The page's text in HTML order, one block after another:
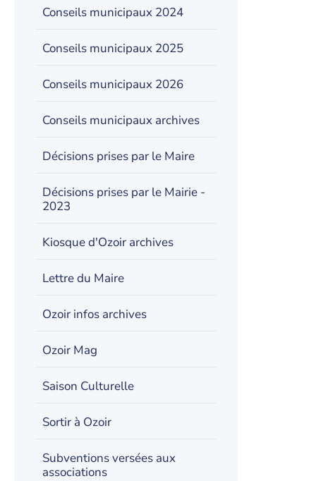
Conseils municipaux 2024
Conseils municipaux 2025
Conseils municipaux 2026
Conseils municipaux archives
Décisions prises par le Maire
Décisions prises par le Mairie -
2023
Kiosque d'Ozoir archives
Lettre du Maire
Ozoir infos archives
Ozoir Mag
Saison Culturelle
Sortir à Ozoir
Subventions versées aux
associations